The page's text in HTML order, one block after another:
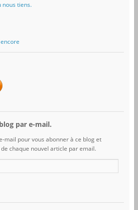
nous tiens.
par e-mail.
mail pour vous abonner à ce blog et
chaque nouvel article par email.